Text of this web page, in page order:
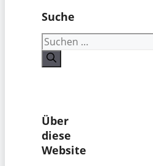
Suche
Suchen
nach:
Über
diese
Website